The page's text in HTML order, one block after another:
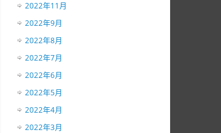
2022年11月
2022年9月
2022年8月
2022年7月
2022年6月
2022年5月
2022年4月
2022年3月